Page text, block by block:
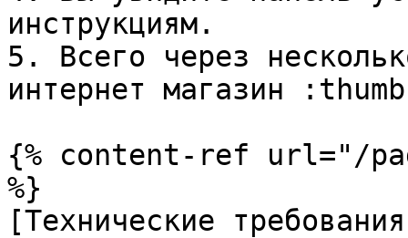
инструкциям.
5. Всего через
интернет магазин
{% content-ref url="/
%}
[Технические